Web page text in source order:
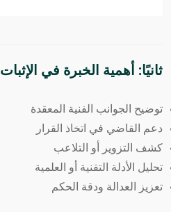
ثانيًا: أهمية الخبرة في الإثبات
توضيح الجوانب الفنية المعقدة
دعم القاضي في اتخاذ القرار
كشف التزوير أو التلاعب
تحليل الأدلة التقنية أو العلمية
تعزيز العدالة ودقة الحكم